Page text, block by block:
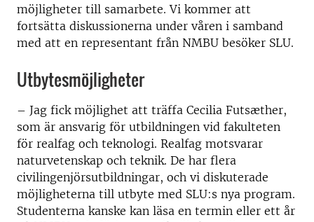
möjligheter till samarbete. Vi kommer att
fortsätta diskussionerna under våren i samband
med att en representant från NMBU besöker SLU.
Utbytesmöjligheter
– Jag fick möjlighet att träffa Cecilia Futsæther,
som är ansvarig för utbildningen vid fakulteten
för realfag och teknologi. Realfag motsvarar
naturvetenskap och teknik. De har flera
civilingenjörsutbildningar, och vi diskuterade
möjligheterna till utbyte med SLU:s nya program.
Studenterna kanske kan läsa en termin eller ett år